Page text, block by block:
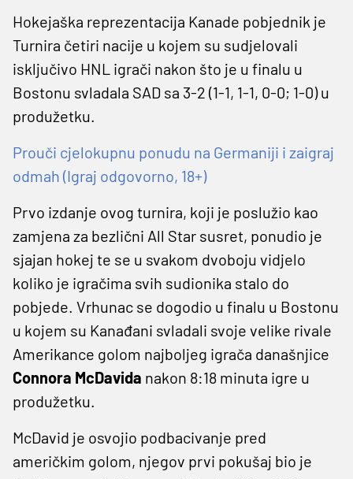
Hokejaška reprezentacija Kanade pobjednik je
Turnira četiri nacije u kojem su sudjelovali
isključivo HNL igrači nakon što je u finalu u
Bostonu svladala SAD sa 3-2 (1-1, 1-1, 0-0; 1-0) u
produžetku.
Prouči cjelokupnu ponudu na Germaniji i zaigraj
odmah (Igraj odgovorno, 18+)
Prvo izdanje ovog turnira, koji je poslužio kao
zamjena za bezlični All Star susret, ponudio je
sjajan hokej te se u svakom dvoboju vidjelo
koliko je igračima svih sudionika stalo do
pobjede. Vrhunac se dogodio u finalu u Bostonu
u kojem su Kanađani svladali svoje velike rivale
Amerikance golom najboljeg igrača današnjice
Connora McDavida nakon 8:18 minuta igre u
produžetku.
McDavid je osvojio podbacivanje pred
američkim golom, njegov prvi pokušaj bio je